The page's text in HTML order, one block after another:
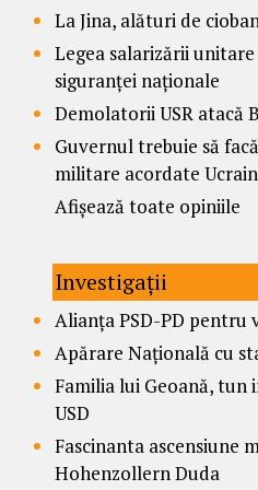
La Jina, alături de
Legea salarizării
siguranței naționale
Demolatorii USR atacă
Guvernul trebuie să
militare acordate
Afișează toate opiniile
Investigații
Alianța PSD-PD pentru
Apărare Națională cu
Familia lui Geoană, tun
USD
Fascinanta ascensiune
Hohenzollern Duda